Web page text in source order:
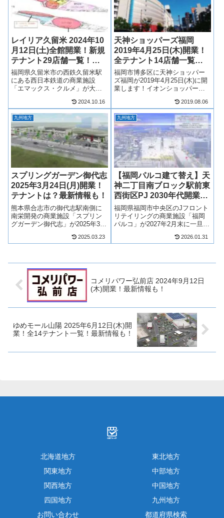
レイリア久留米 2024年10
月12日(土)全館開業！新規
テナント29店舗一覧！最
新情報も！
福岡県久留米市の西鉄久留米駅
にある西日本鉄道の商業施設
「エマックス・クルメ」が大規
として2023年6月に第1期開業
し、2024年10月12日(土)10時に
グランドオープン！エマックス
クルメが閉店し、およそ2年か
け...
2024.10.16
天神ショッパーズ福岡
2019年4月25日(木)開業！
全テナント14店舗一覧！
最新情報も！
福岡市博多区に天神ショッパー
ズ福岡が2019年4月25日(木)に開
業します！イオンショッパーズ
よって誕生する天神ショッパー
ズ福岡。商業フロアは地下1階か
ら地上4階になりますが、集客力
を高めるそうです！そんな、天
神...
2019.08.06
九州地方
スプリングガーデン御代志
2025年3月24日(月)開業！
テナントは？最新情報も！
熊本県合志市の御代志駅南側に
南栄開発の商業施設「スプリン
グガーデン御代志」が2025年3月
グガーデン御代志は、食品スー
出店！御代志土地区画整理事
2025.03.23
九州地方
【福岡パルコ建て替え】天
神二丁目南ブロック駅前東
⻄街区PJ 2030年代開業予
定！どのような施設に？最
新情報も！
福岡県福岡市中央区のJフロント
リテイリングの商業施設「福岡
パルコ」が2027年2月末に一旦閉
わり「天神二丁目南ブロック駅
屋本館を引き継いだ建物は建て
2026.01.31
コメリパワー弘前店 2024年9月12日
(木)開業！最新情報も！
ゆめモール山陽 2025年6月12日(木)開
業！全14テナント一覧！最新情報も！
北海道地方
東北地方
関東地方
中部地方
関西地方
中国地方
四国地方
九州地方
お問い合わせ
都道府県検索